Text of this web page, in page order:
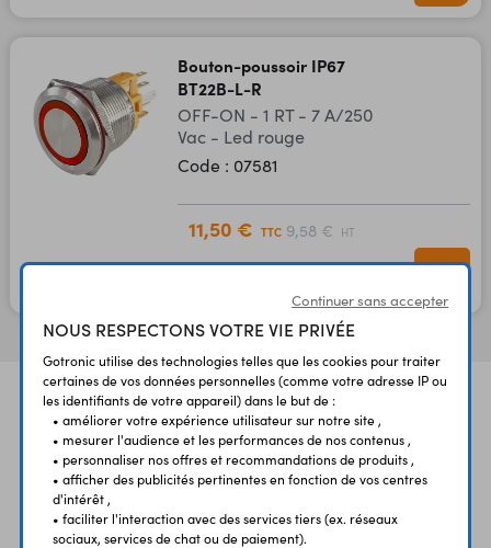
Bouton-poussoir IP67
BT22B-L-R
OFF-ON - 1 RT - 7 A/250
Vac - Led rouge
Code : 07581
11,50 € TTC 9,58 € HT
UNE QUESTION?
UN CONSEIL?
PAIEMENT
SÉCURISÉ
LIVRAISON
Continuer sans accepter
NOUS RESPECTONS VOTRE VIE PRIVÉE
Gotronic utilise des technologies telles que les cookies pour traiter
certaines de vos données personnelles (comme votre adresse IP ou
les identifiants de votre appareil) dans le but de :
• améliorer votre expérience utilisateur sur notre site ,
• mesurer l'audience et les performances de nos contenus ,
• personnaliser nos offres et recommandations de produits ,
• afficher des publicités pertinentes en fonction de vos centres
d'intérêt ,
• faciliter l'interaction avec des services tiers (ex. réseaux
sociaux, services de chat ou de paiement).